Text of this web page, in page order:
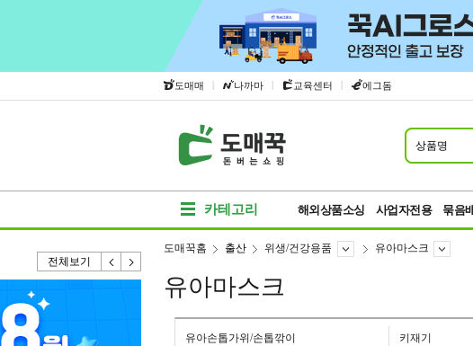
도매매 | 나까마 | 교육센터 | 에그돔
상품명
카테고리 해외상품소싱 사업자전용 묶음
전체보기
도매꾹홈 출산 위생/건강용품 유아마스크
유아마스크
유아손톱가위/손톱깎이 키재기